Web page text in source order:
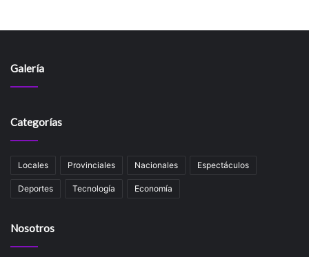
Galería
Categorías
Locales Provinciales Nacionales Espectáculos
Deportes Tecnología Economía
Nosotros